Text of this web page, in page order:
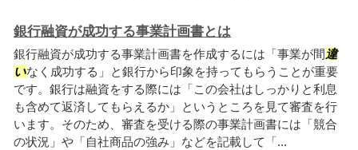
銀行融資が成功する事業計画書とは
銀行融資が成功する事業計画書を作成するには「事業が間違
いなく成功する」と銀行から印象を持ってもらうことが重要
です。銀行は融資をする際には「この会社はしっかりと利息
も含めて返済してもらえるか」というところを見て審査を行
います。そのため、審査を受ける際の事業計画書には「競合
の状況」や「自社商品の強み」などを記載して「...